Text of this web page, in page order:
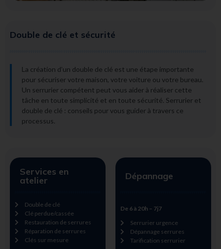
Double de clé et sécurité
La création d’un double de clé est une étape importante
pour sécuriser votre maison, votre voiture ou votre bureau.
Un serrurier compétent peut vous aider à réaliser cette
tâche en toute simplicité et en toute sécurité. Serrurier et
double de clé : conseils pour vous guider à travers ce
processus.
Services en
atelier
Double de clé
Clé perdue/cassée
Restauration de serrures
Réparation de serrures
Clés sur mesure
Dépannage
De 6 à 20h – 7j7
Serrurier urgence
Dépannage serrures
Tarification serrurier